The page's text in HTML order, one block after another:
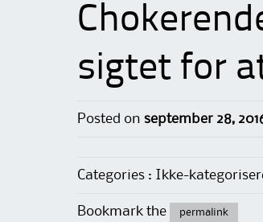
sigtet for
Posted on september 28,
Categories : Ikke-
Bookmark the permalink